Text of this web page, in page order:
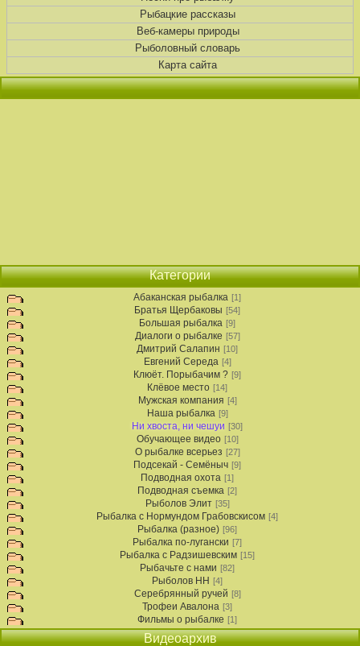
Рыбацкие рассказы
Веб-камеры природы
Рыболовный словарь
Карта сайта
Категории
Абаканская рыбалка [1]
Братья Щербаковы [54]
Большая рыбалка [9]
Диалоги о рыбалке [57]
Дмитрий Салапин [10]
Евгений Середа [4]
Клюёт. Порыбачим ? [9]
Клёвое место [14]
Мужская компания [4]
Наша рыбалка [9]
Ни хвоста, ни чешуи [30]
Обучающее видео [10]
О рыбалке всерьез [27]
Подсекай - Семёныч [9]
Подводная охота [1]
Подводная съемка [2]
Рыболов Элит [35]
Рыбалка с Нормундом Грабовскисом [4]
Рыбалка (разное) [96]
Рыбалка по-лугански [7]
Рыбалка с Радзишевским [15]
Рыбачьте с нами [82]
Рыболов НН [4]
Серебрянный ручей [8]
Трофеи Авалона [3]
Фильмы о рыбалке [1]
Видеоархив